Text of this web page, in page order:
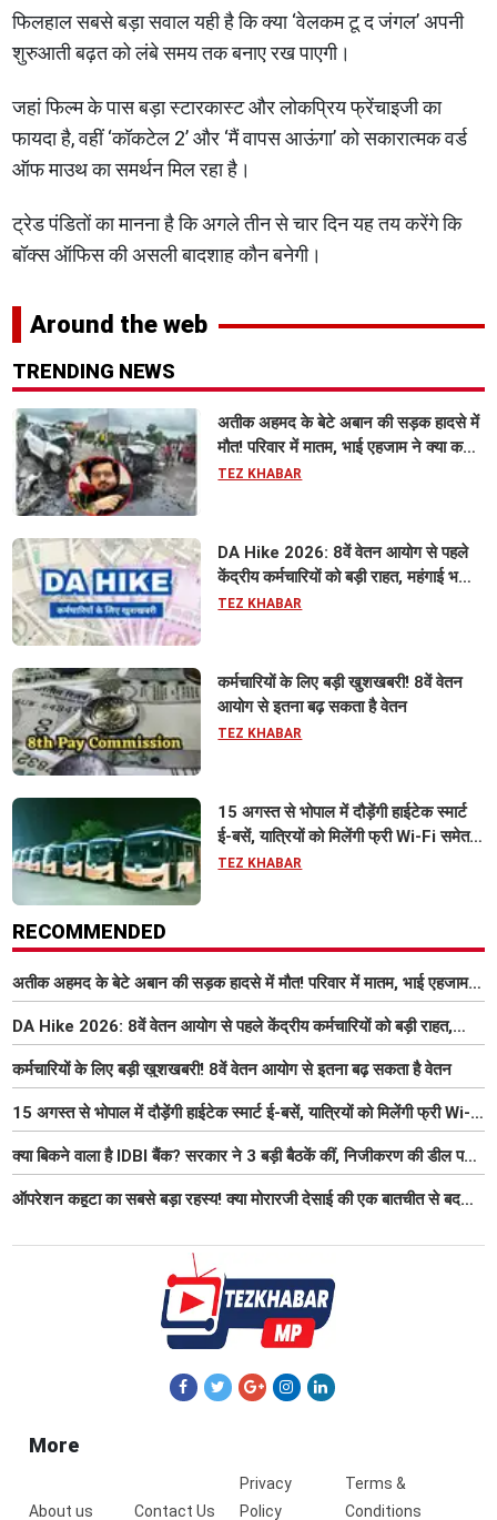
फिलहाल सबसे बड़ा सवाल यही है कि क्या ‘वेलकम टू द जंगल’ अपनी
शुरुआती बढ़त को लंबे समय तक बनाए रख पाएगी।
जहां फिल्म के पास बड़ा स्टारकास्ट और लोकप्रिय फ्रेंचाइजी का
फायदा है, वहीं ‘कॉकटेल 2’ और ‘मैं वापस आऊंगा’ को सकारात्मक वर्ड
ऑफ माउथ का समर्थन मिल रहा है।
ट्रेड पंडितों का मानना है कि अगले तीन से चार दिन यह तय करेंगे कि
बॉक्स ऑफिस की असली बादशाह कौन बनेगी।
Around the web
TRENDING NEWS
अतीक अहमद के बेटे अबान की सड़क हादसे में
मौत! परिवार में मातम, भाई एहजाम ने क्या कहा?
जानिए पूरा मामला
TEZ KHABAR
DA Hike 2026: 8वें वेतन आयोग से पहले
केंद्रीय कर्मचारियों को बड़ी राहत, महंगाई भत्ता
63% होने की संभावना
TEZ KHABAR
कर्मचारियों के लिए बड़ी खुशखबरी! 8वें वेतन
आयोग से इतना बढ़ सकता है वेतन
TEZ KHABAR
15 अगस्त से भोपाल में दौड़ेंगी हाईटेक स्मार्ट
ई-बसें, यात्रियों को मिलेंगी फ्री Wi-Fi समेत
आधुनिक सुविधा
TEZ KHABAR
RECOMMENDED
अतीक अहमद के बेटे अबान की सड़क हादसे में मौत! परिवार में मातम, भाई एहजाम ने
क्या कहा? जानिए पूरा मामला
DA Hike 2026: 8वें वेतन आयोग से पहले केंद्रीय कर्मचारियों को बड़ी राहत,
महंगाई भत्ता 63% होने की संभावना
कर्मचारियों के लिए बड़ी खुशखबरी! 8वें वेतन आयोग से इतना बढ़ सकता है वेतन
15 अगस्त से भोपाल में दौड़ेंगी हाईटेक स्मार्ट ई-बसें, यात्रियों को मिलेंगी फ्री Wi-
Fi समेत आधुनिक सुविधा
क्या बिकने वाला है IDBI बैंक? सरकार ने 3 बड़ी बैठकें कीं, निजीकरण की डील पर
बढ़ी हलचल
ऑपरेशन कहूटा का सबसे बड़ा रहस्य! क्या मोरारजी देसाई की एक बातचीत से बदल
More
About us Contact Us
Privacy
Policy
Terms &
Conditions